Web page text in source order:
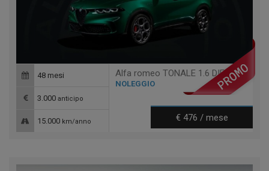
Alfa romeo TONALE 1.6 DIESEL 130CV TCT6 SPRINT
NOLEGGIO
€ 476 / mese
48 mesi
3.000 anticipo
15.000 km/anno